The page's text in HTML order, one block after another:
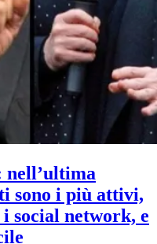
nell’ultima
sono i più attivi,
social network, e